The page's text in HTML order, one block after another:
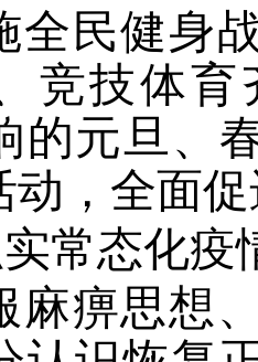
全民健身
竞技体
的元旦、
动，全面
常态化疫
麻痹思想